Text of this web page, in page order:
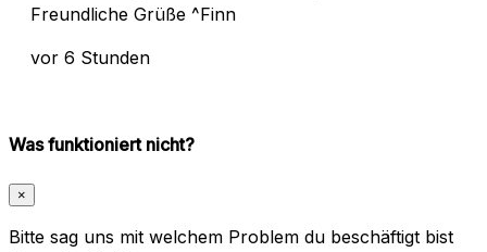
Freundliche Grüße ^Finn
vor 6 Stunden
Was funktioniert nicht?
×
Bitte sag uns mit welchem Problem du beschäftigt bist